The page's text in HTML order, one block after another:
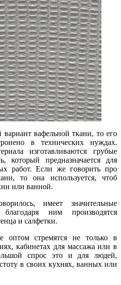
вафельной ткани, то его
в технических нуждах.
изготавливаются грубые
который предназначается для
работ. Если же говорить про
то она используется, чтоб
или ванной.
имеет значительные
ним производятся
и салфетки.
оптом стремятся не только в
кабинетах для массажа или в
спрос это и для людей,
в своих кухнях, ванных или